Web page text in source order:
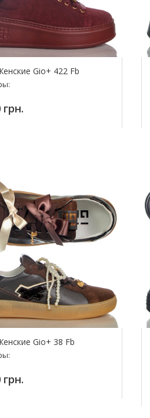
Gio+ 422 Fb
грн.
Gio+ 38 Fb
грн.